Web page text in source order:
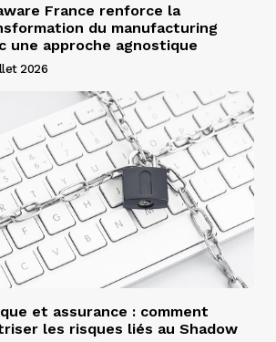
France renforce la
du manufacturing
une approche agnostique
2026
et assurance : comment
les risques liés au Shadow